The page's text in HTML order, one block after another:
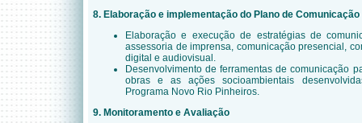
8. Elaboração e implementação do Plano de
Elaboração e execução de estratégias de
assessoria de imprensa, comunicação presencial,
digital e audiovisual.
Desenvolvimento de ferramentas de comunicação
obras e as ações socioambientais
Programa Novo Rio Pinheiros.
9. Monitoramento e Avaliação